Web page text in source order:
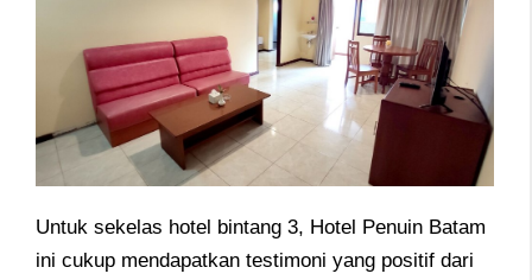
Untuk sekelas hotel bintang 3, Hotel Penuin Batam
ini cukup mendapatkan testimoni yang positif dari